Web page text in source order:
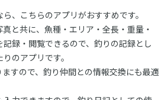
、こちらのアプリがおすすめです。
と共に、魚種・エリア・全長・重量・
録・閲覧できるので、釣りの記録とし
のアプリです。
すので、釣り仲間との情報交換にも最適